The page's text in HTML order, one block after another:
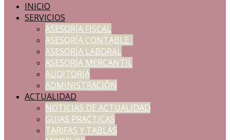
INICIO
SERVICIOS
ASESORÍA FISCAL
ASESORÍA CONTABLE
ASESORÍA LABORAL
ASESORÍA MERCANTIL
AUDITORIA
ADMINISTRACIÓN
ACTUALIDAD
NOTICIAS DE ACTUALIDAD
GUIAS PRACTICAS
TARIFAS Y TABLAS